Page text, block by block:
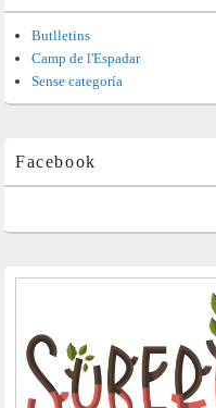
Butlletins
Camp de l'Espadar
Sense categoría
Facebook